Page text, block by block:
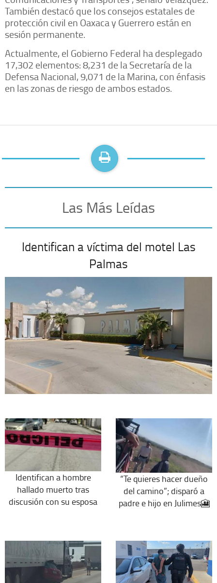
También destacó que los consejos estatales de
protección civil en Oaxaca y Guerrero están en
sesión permanente.
Actualmente, el Gobierno Federal ha desplegado
17,302 elementos: 8,231 de la Secretaría de la
Defensa Nacional, 9,071 de la Marina, con énfasis
en las zonas de riesgo de ambos estados.
Las Más Leídas
Identifican a víctima del motel Las
Palmas
Identifican a hombre
hallado muerto tras
discusión con su esposa
“Te quieres hacer dueño
del camino”; disparó a
padre e hijo en Julimes🎦